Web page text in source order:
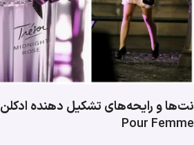
نت‌ها و رایحه‌های تشکیل دهنده ادکلن Belad Almisk
Pour Femme